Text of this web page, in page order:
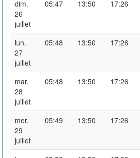
dim.
26
juillet
05:47 13:50 17:26
lun.
27
juillet
05:48 13:50 17:26
mar.
28
juillet
05:48 13:50 17:26
mer.
29
juillet
05:49 13:50 17:26